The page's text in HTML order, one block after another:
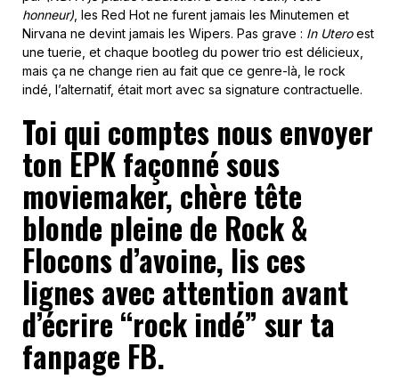
honneur) , les Red Hot ne furent jamais les Minutemen et
Nirvana ne devint jamais les Wipers. Pas grave : In Uteroest
une tuerie, et chaque bootleg du power trio est délicieux,
mais ça ne change rien au fait que ce genre-là, le rock
indé, l’alternatif, était mort avec sa signature contractuelle.
Toi qui comptes nous envoyer
ton EPK façonné sous
moviemaker, chère tête
blonde pleine de Rock &
Flocons d’avoine, lis ces
lignes avec attention avant
d’écrire “rock indé” sur ta
fanpage FB.